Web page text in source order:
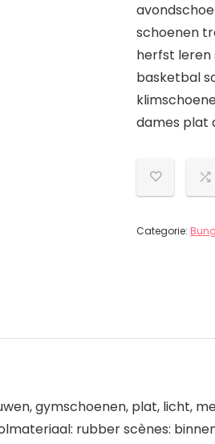
schoenen
herfst leren
basketbal
dames plat
Categorie:
gymschoenen, plat, licht,
rubber scènes: